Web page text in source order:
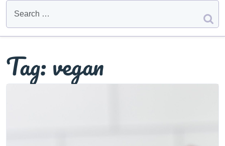
Tag:vegan